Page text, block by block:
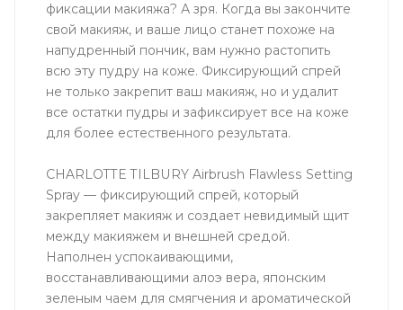
фиксации макияжа? А зря. Когда вы закончите
свой макияж, и ваше лицо станет похоже на
напудренный пончик, вам нужно растопить
всю эту пудру на коже. Фиксирующий спрей
не только закрепит ваш макияж, но и удалит
все остатки пудры и зафиксирует все на коже
для более естественного результата.
CHARLOTTE TILBURY Airbrush Flawless Setting
Spray — фиксирующий спрей, который
закрепляет макияж и создает невидимый щит
между макияжем и внешней средой.
Наполнен успокаивающими,
восстанавливающими алоэ вера, японским
зеленым чаем для смягчения и ароматической